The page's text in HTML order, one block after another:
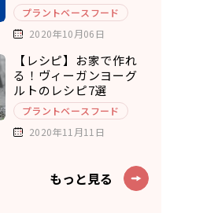
プラントベースフード
2020年10月06日
【レシピ】お家で作れ
る！ヴィーガンヨーグ
ルトのレシピ7選
プラントベースフード
2020年11月11日
もっと見る